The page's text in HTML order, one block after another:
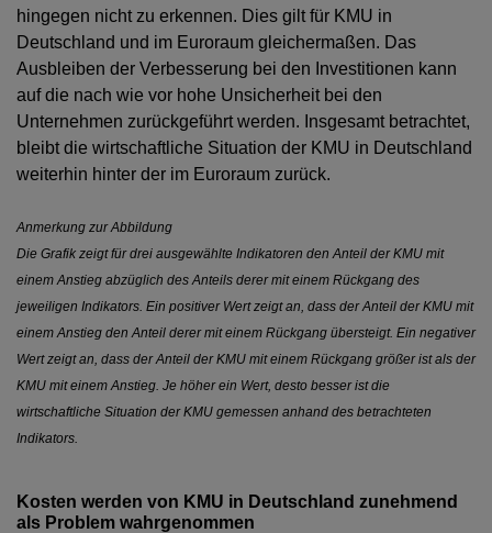
hingegen nicht zu erkennen. Dies gilt für KMU in
Deutschland und im Euroraum gleichermaßen. Das
Ausbleiben der Verbesserung bei den Investitionen kann
auf die nach wie vor hohe Unsicherheit bei den
Unternehmen zurückgeführt werden. Insgesamt betrachtet,
bleibt die wirtschaftliche Situation der KMU in Deutschland
weiterhin hinter der im Euroraum zurück.
Anmerkung zur Abbildung
Die Grafik zeigt für drei ausgewählte Indikatoren den Anteil der KMU mit
einem Anstieg abzüglich des Anteils derer mit einem Rückgang des
jeweiligen Indikators. Ein positiver Wert zeigt an, dass der Anteil der KMU mit
einem Anstieg den Anteil derer mit einem Rückgang übersteigt. Ein negativer
Wert zeigt an, dass der Anteil der KMU mit einem Rückgang größer ist als der
KMU mit einem Anstieg. Je höher ein Wert, desto besser ist die
wirtschaftliche Situation der KMU gemessen anhand des betrachteten
Indikators.
Kosten werden von KMU in Deutschland zunehmend
als Problem wahrgenommen